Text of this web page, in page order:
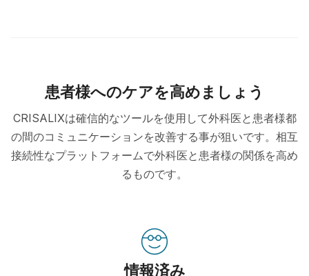
患者様へのケアを高めましょう
CRISALIXは確信的なツールを使用して外科医と患者様都
の間のコミュニケーションを改善する事が狙いです。相互
接続性なプラットフォームで外科医と患者様の関係を高め
るものです。
情報済み